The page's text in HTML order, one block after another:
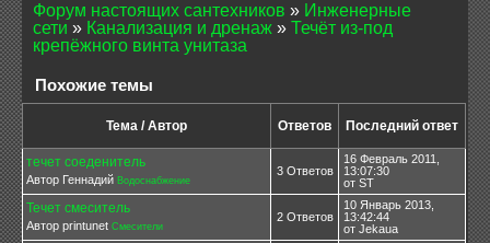
Форум настоящих сантехников » Инженерные
сети » Канализация и дренаж » Течёт из-под
крепёжного винта унитаза
Похожие темы
Тема / Автор Ответов Последний ответ
течет соеденитель
Автор Геннадий Водоснабжение
3 Ответов
16 Февраль 2011,
13:07:30
от ST
Течет смеситель
Автор printunet Смесители
2 Ответов
10 Январь 2013,
13:42:44
от Jekaua